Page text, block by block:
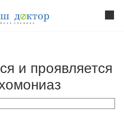
и проявляется